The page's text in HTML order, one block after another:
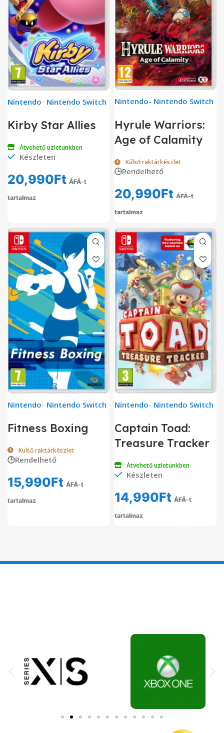
Nintendo- Nintendo Switch
Kirby Star Allies
Átvehető üzletünkben
Készleten
20,990Ft ÁFÁ-t
tartalmaz
Nintendo- Nintendo Switch
Hyrule Warriors:
Age of Calamity
Külső raktárkészlet
🕒Rendelhető
20,990Ft ÁFÁ-t
tartalmaz
Nintendo- Nintendo Switch
Fitness Boxing
Külső raktárkészlet
🕒Rendelhető
15,990Ft ÁFÁ-t
tartalmaz
Nintendo- Nintendo Switch
Captain Toad:
Treasure Tracker
Átvehető üzletünkben
Készleten
14,990Ft ÁFÁ-t
tartalmaz